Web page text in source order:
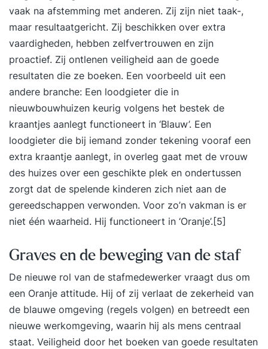
vaak na afstemming met anderen. Zij zijn niet taak-,
maar resultaatgericht. Zij beschikken over extra
vaardigheden, hebben zelfvertrouwen en zijn
proactief. Zij ontlenen veiligheid aan de goede
resultaten die ze boeken. Een voorbeeld uit een
andere branche: Een loodgieter die in
nieuwbouwhuizen keurig volgens het bestek de
kraantjes aanlegt functioneert in ‘Blauw’. Een
loodgieter die bij iemand zonder tekening vooraf een
extra kraantje aanlegt, in overleg gaat met de vrouw
des huizes over een geschikte plek en ondertussen
zorgt dat de spelende kinderen zich niet aan de
gereedschappen verwonden. Voor zo’n vakman is er
niet één waarheid. Hij functioneert in ‘Oranje’.[5]
Graves en de beweging van de staf
De nieuwe rol van de stafmedewerker vraagt dus om
een Oranje attitude. Hij of zij verlaat de zekerheid van
de blauwe omgeving (regels volgen) en betreedt een
nieuwe werkomgeving, waarin hij als mens centraal
staat. Veiligheid door het boeken van goede resultaten